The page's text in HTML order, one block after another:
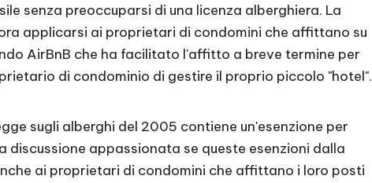
senza preoccuparsi di una licenza alberghiera. La
applicarsi ai proprietari di condomini che affittano su
AirBnB che ha facilitato l'affitto a breve termine per
di condominio di gestire il proprio piccolo "hotel".
sugli alberghi del 2005 contiene un'esenzione per
discussione appassionata se queste esenzioni dalla
ai proprietari di condomini che affittano i loro posti